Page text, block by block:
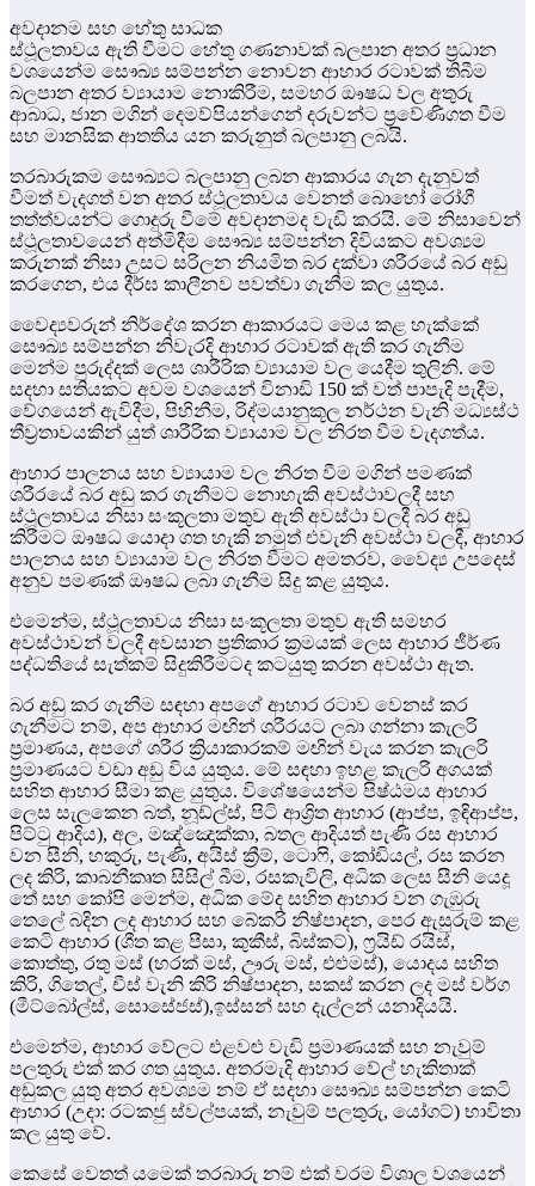
අවදානම සහ හේතු සාධක
ස්ථූලතාවය ඇති වීමට හේතු ගණනාවක් බලපාන අතර ප්‍රධාන
වශයෙන්ම සෞඛ්‍ය සම්පන්න නොවන ආහාර රටාවක් තිබීම
බලපාන අතර ව්‍යායාම නොකිරීම, සමහර ඖෂධ වල අතුරු
ආබාධ, ජාන මගින් දෙමව්පියන්ගෙන් දරුවන්ට ප්‍රවේණිගත වීම
සහ මානසික ආතතිය යන කරුනුත් බලපානු ලබයි.
තරබාරුකම සෞඛ්‍යට බලපානු ලබන ආකාරය ගැන දැනුවත්
වීමත් වැදගත් වන අතර ස්ථූලතාවය වෙනත් බොහෝ රෝගී
තත්ත්වයන්ට ගොදුරු වීමේ අවදානමද වැඩි කරයි. මේ නිසාවෙන්
ස්ථූලතාවයෙන් අත්මිදීම සෞඛ්‍ය සම්පන්න දිවියකට අවශ්‍යම
කරුනක් නිසා උසට සරිලන නියමිත බර දක්වා ශරීරයේ බර අඩු
කරගෙන, එය දීර්ඝ කාලීනව පවත්වා ගැනීම කල යුතුය.
වෛද්‍යවරුන් නිර්දේශ කරන ආකාරයට මෙය කළ හැක්කේ
සෞඛ්‍ය සම්පන්න නිවැරදි ආහාර රටාවක් ඇති කර ගැනීම
මෙන්ම පුරුද්දක් ලෙස ශාරීරික ව්‍යායාම වල යෙදීම තුලිනි. මේ
සදහා සතියකට අවම වශයෙන් විනාඩි 150 ක් වත් පාපැදි පැදීම,
වේගයෙන් ඇවිදීම, පිහිනීම, රිද්මයානුකූල නර්ථන වැනි මධ්‍යස්ථ
තීව්‍රතාවයකින් යුත් ශාරීරික ව්‍යායාම වල නිරත වීම වැදගත්ය.
ආහාර පාලනය සහ ව්‍යායාම වල නිරත වීම මගින් පමණක්
ශරීරයේ බර අඩු කර ගැනීමට නොහැකි අවස්ථාවලදී සහ
ස්ථූලතාවය නිසා සංකූලතා මතුව ඇති අවස්ථා වලදී බර අඩු
කිරීමට ඖෂධ යොදා ගත හැකි නමුත් එවැනි අවස්ථා වලදී, ආහාර
පාලනය සහ ව්‍යායාම වල නිරත වීමට අමතරව, වෛද්‍ය උපදෙස්
අනුව පමණක් ඖෂධ ලබා ගැනීම සිදු කළ යුතුය.
එමෙන්ම, ස්ථූලතාවය නිසා සංකූලතා මතුව ඇති සමහර
අවස්ථාවන් වලදී අවසාන ප්‍රතිකාර ක්‍රමයක් ලෙස ආහාර ජීර්ණ
පද්ධතියේ සැත්කම් සිදුකිරීමටද කටයුතු කරන අවස්ථා ඇත.
බර අඩු කර ගැනීම සඳහා අපගේ ආහාර රටාව වෙනස් කර
ගැනීමට නම්, අප ආහාර මඟින් ශරීරයට ලබා ගන්නා කැලරි
ප්‍රමාණය, අපගේ ශරීර ක්‍රියාකාරකම් මඟින් වැය කරන කැලරි
ප්‍රමාණයට වඩා අඩු විය යුතුය. මේ සඳහා ඉහළ කැලරි අගයක්
සහිත ආහාර සීමා කළ යුතුය. විශේෂයෙන්ම පිෂ්ඨමය ආහාර
ලෙස සැලකෙන බත්, නූඩ්ල්ස්, පිටි ආශ්‍රිත ආහාර (ආප්ප, ඉඳිආප්ප,
පිට්ටු ආදිය), අල, මඤ්ඤොක්කා, බතල ආදියත් පැණි රස ආහාර
වන සීනි, හකුරු, පැණි, අයිස් ක්‍රීම්, ටොෆි, කෝඩියල්, රස කරන
ලද කිරි, කාබනීකෘත සිසිල් බීම, රසකැවිලි, අධික ලෙස සීනි යෙදූ
තේ සහ කෝපි මෙන්ම, අධික මේද සහිත ආහාර වන ගැඹුරු
තෙලේ බදින ලද ආහාර සහ බේකරි නිෂ්පාදන, පෙර ඇසුරුම් කළ
කෙටි ආහාර (ශීත කළ පීසා, කුකීස්, බිස්කට්), ෆ්‍රයිඩ් රයිස්,
කොත්තු, රතු මස් (හරක් මස්, ඌරු මස්, එළුමස්), යොදය සහිත
කිරි, ගිතෙල්, චීස් වැනි කිරි නිෂ්පාදන, සකස් කරන ලද මස් වර්ග
(මීට්බෝල්ස්, සොසේජස්),ඉස්සන් සහ දැල්ලන් යනාදියයි.
එමෙන්ම, ආහාර වේලට එළවළු වැඩි ප්‍රමාණයක් සහ නැවුම්
පලතුරු එක් කර ගත යුතුය. අතරමැදි ආහාර වේල් හැකිතාක්
අඩුකල යුතු අතර අවශ්‍යම නම් ඒ සදහා සෞඛ්‍ය සම්පන්න කෙටි
ආහාර (උදා: රටකජු ස්වල්පයක්, නැවුම් පලතුරු, යෝගට්) භාවිතා
කල යුතු වේ.
කෙසේ වෙතත් යමෙක් තරබාරු නම් එක් වරම විශාල වශයෙන්